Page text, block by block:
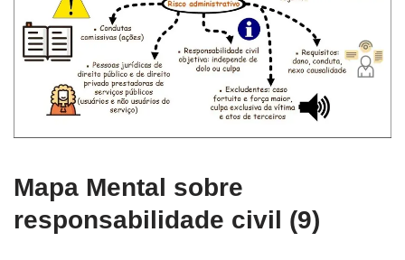
Mapa Mental sobre
responsabilidade civil (9)